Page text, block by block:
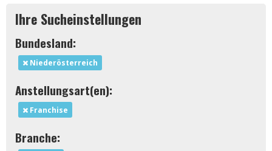
Ihre Sucheinstellungen
Bundesland:
Niederösterreich
Anstellungsart(en):
Franchise
Branche: